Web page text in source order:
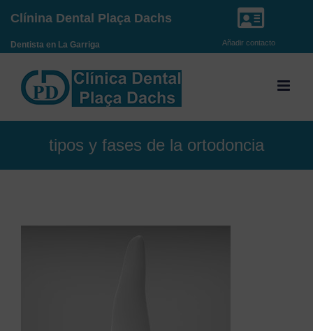
Saltar
Clínina Dental Plaça Dachs
Dentista en La Garriga Añadir contacto
tipos y fases de la ortodoncia